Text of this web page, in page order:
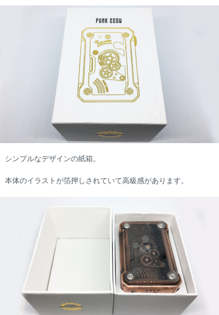
シンプルなデザインの紙箱。
本体のイラストが箔押しされていて高級感があります。